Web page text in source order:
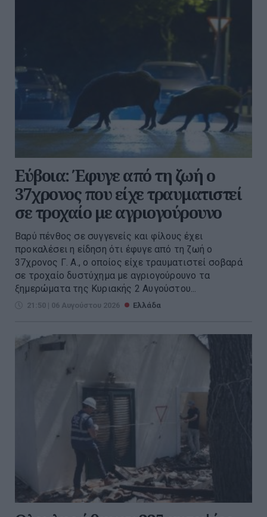
Εύβοια: Έφυγε από τη ζωή ο
37χρονος που είχε τραυματιστεί
σε τροχαίο με αγριογούρουνο
Βαρύ πένθος σε συγγενείς και φίλους έχει
προκαλέσει η είδηση ότι έφυγε από τη ζωή ο
37χρονος Γ. Α., ο οποίος είχε τραυματιστεί σοβαρά
σε τροχαίο δυστύχημα με αγριογούρουνο τα
ξημερώματα της Κυριακής 2 Αυγούστου...
21:50 | 06 Αυγούστου 2026 Ελλάδα